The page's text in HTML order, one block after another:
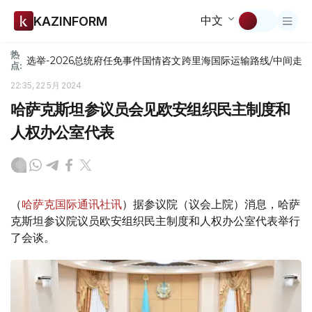
KAZINFORM 中文
热
点: 选举-2026总统府任免事件国情咨文跨里海国际运输路线/中间走廊
22:35, 22 5月 2024
哈萨克斯坦参议员会见欧安组织民主制度和
人权办公室代表
（哈萨克国际通讯社讯）据参议院（议会上院）消息，哈萨
克斯坦参议院议员欧安组织民主制度和人权办公室代表举行
了会谈。